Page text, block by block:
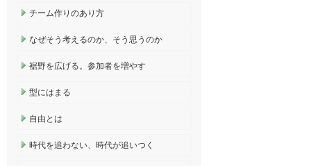
チーム作りのあり方
なぜそう考えるのか、そう思うのか
裾野を広げる。参加者を増やす
型にはまる
自由とは
時代を追わない、時代が追いつく